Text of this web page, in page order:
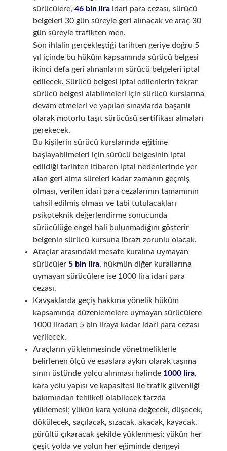
sürücülere, 46 bin liraidari para cezası, sürücü
belgeleri 30 gün süreyle geri alınacak ve araç 30
gün süreyle trafikten men.
Son ihlalin gerçekleştiği tarihten geriye doğru 5
yıl içinde bu hüküm kapsamında sürücü belgesi
ikinci defa geri alınanların sürücü belgeleri iptal
edilecek. Sürücü belgesi iptal edilenlerin tekrar
sürücü belgesi alabilmeleri için sürücü kurslarına
devam etmeleri ve yapılan sınavlarda başarılı
olarak motorlu taşıt sürücüsü sertifikası almaları
gerekecek.
Bu kişilerin sürücü kurslarında eğitime
başlayabilmeleri için sürücü belgesinin iptal
edildiği tarihten itibaren iptal nedenlerinde yer
alan geri alma süreleri kadar zamanın geçmiş
olması, verilen idari para cezalarının tamamının
tahsil edilmiş olması ve tabi tutulacakları
psikoteknik değerlendirme sonucunda
sürücülüğe engel hali bulunmadığını gösterir
belgenin sürücü kursuna ibrazı zorunlu olacak.
Araçlar arasındaki mesafe kuralına uymayan
sürücüler 5 bin lira, hükmün diğer kurallarına
uymayan sürücülere ise 1000 lira idari para
cezası.
Kavşaklarda geçiş hakkına yönelik hüküm
kapsamında düzenlemelere uymayan sürücülere
1000 liradan 5 bin liraya kadar idari para cezası
verilecek.
Araçların yüklenmesinde yönetmeliklerle
belirlenen ölçü ve esaslara aykırı olarak taşıma
sınırı üstünde yolcu alınması halinde 1000 lira,
kara yolu yapısı ve kapasitesi ile trafik güvenliği
bakımından tehlikeli olabilecek tarzda
yüklemesi; yükün kara yoluna değecek, düşecek,
dökülecek, saçılacak, sızacak, akacak, kayacak,
gürültü çıkaracak şekilde yüklenmesi; yükün her
çeşit yolda ve yolun her eğiminde dengeyi